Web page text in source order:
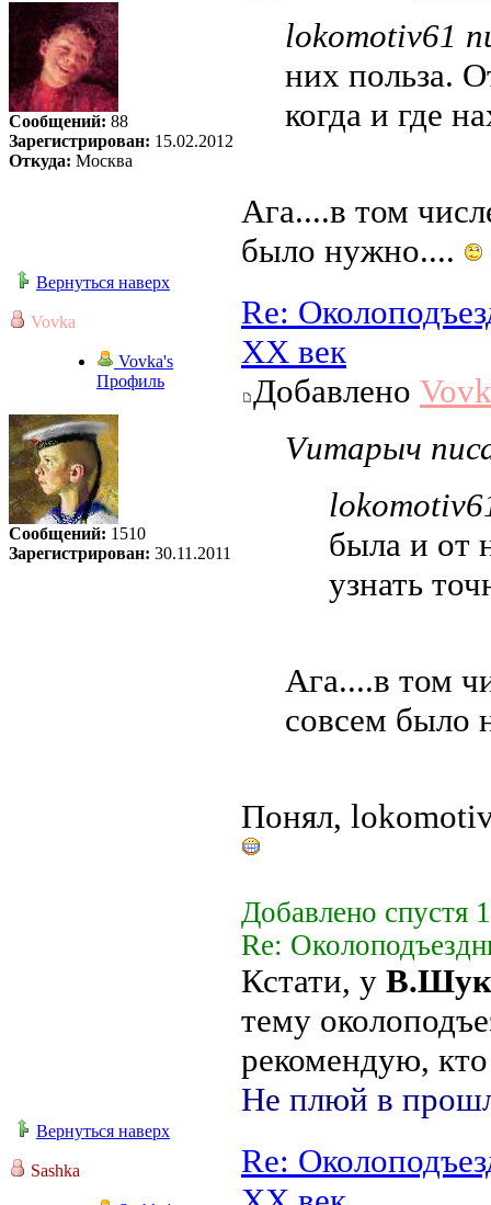
Сообщений: 88
Зарегистрирован: 15.02.2012
Откуда: Москва
lokomotiv61
них польза.
когда и где
Ага....в том
было нужно....
Вернуться наверх
Vovka
Vovka's
Профиль
Сообщений: 1510
Зарегистрирован: 30.11.2011
Re:
ХХ век
Добавлено
Vитарыч
была и от
узнать
Ага....в том
совсем было
Понял,
Добавлено спустя
Re:
Кстати, у
тему
рекомендую,
Не плюй в
Вернуться наверх
Sashka
Re: